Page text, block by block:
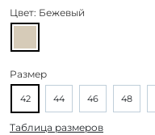
Цвет: Бежевый
Размер
42 44 46 48
Таблица размеров